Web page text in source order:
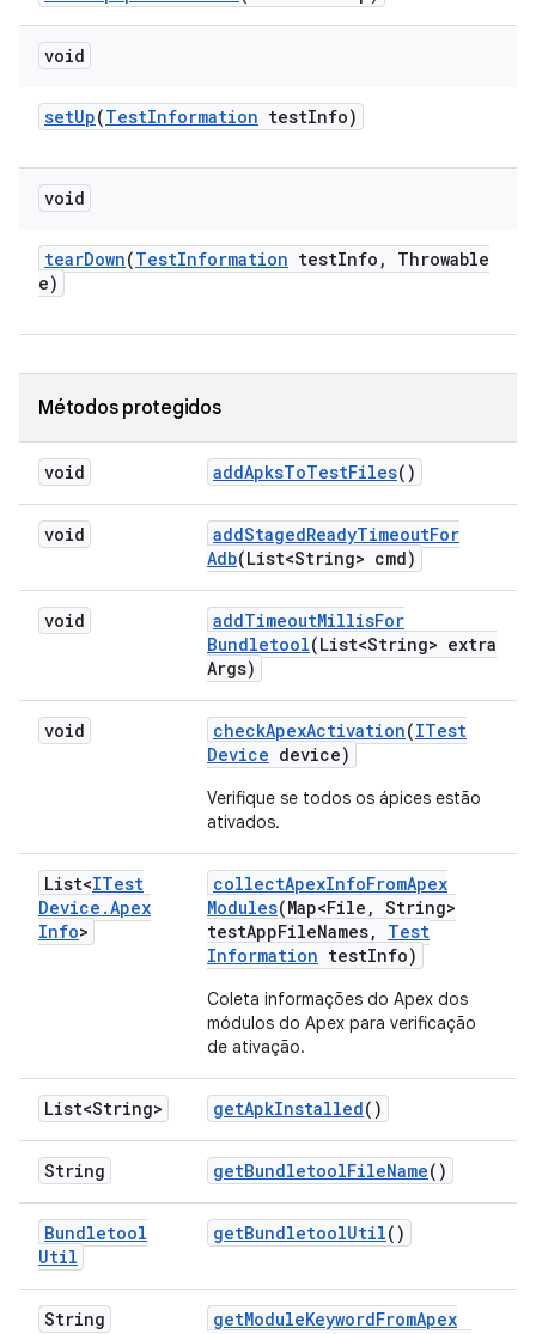
void
setUp(TestInformation testInfo)
void
tearDown(TestInformation testInfo ,
Throwable
e)
Métodos protegidos
void addApksToTestFiles()
void addStagedReadyTimeoutFor
Adb(List<String> cmd)
void addTimeoutMillisFor
Bundletool(List<String> extra
Args)
void checkApexActivation(ITest
Device device)
Verifique se todos os ápices estão
ativados.
List<ITest
Device .Apex
Info>
collectApexInfoFromApex
Modules(Map<File , String>
testAppFileNames,
Test
Information testInfo)
Coleta informações do Apex dos
módulos do Apex para verificação
de ativação.
List<String> getApkInstalled()
String getBundletoolFileName()
Bundletool
Util
getBundletoolUtil()
String getModuleKeywordFromApex